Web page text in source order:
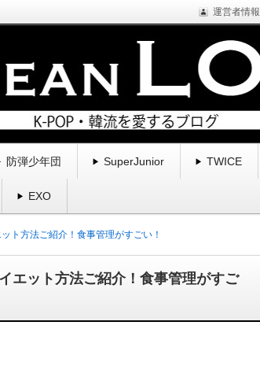
運営者情報
リアンラブ
防弾少年団 SuperJunior TWICE
EXO
ト方法ご紹介！食事管理がすごい！
エット方法ご紹介！食事管理がすご